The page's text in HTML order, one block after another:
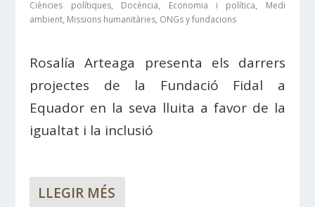
Ciències polítiques, Docència, Economia i política, Medi
ambient, Missions humanitàries, ONGs y fundacions
Rosalía Arteaga presenta els darrers
projectes de la Fundació Fidal a
Equador en la seva lluita a favor de la
igualtat i la inclusió
LLEGIR MÉS